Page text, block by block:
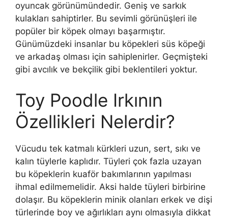
oyuncak görünümündedir. Geniş ve sarkık
kulakları sahiptirler. Bu sevimli görünüşleri ile
popüler bir köpek olmayı başarmıştır.
Günümüzdeki insanlar bu köpekleri süs köpeği
ve arkadaş olması için sahiplenirler. Geçmişteki
gibi avcılık ve bekçilik gibi beklentileri yoktur.
Toy Poodle Irkının
Özellikleri Nelerdir?
Vücudu tek katmalı kürkleri uzun, sert, sıkı ve
kalın tüylerle kaplıdır. Tüyleri çok fazla uzayan
bu köpeklerin kuaför bakımlarının yapılması
ihmal edilmemelidir. Aksi halde tüyleri birbirine
dolaşır. Bu köpeklerin minik olanları erkek ve dişi
türlerinde boy ve ağırlıkları aynı olmasıyla dikkat